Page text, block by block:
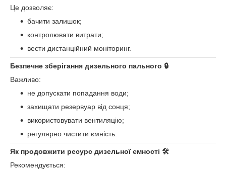
Це дозволяє:
бачити залишок;
контролювати витрати;
вести дистанційний моніторинг.
Безпечне зберігання дизельного пального 🔒
Важливо:
не допускати попадання води;
захищати резервуар від сонця;
використовувати вентиляцію;
регулярно чистити ємність.
Як продовжити ресурс дизельної ємності 🛠️
Рекомендується: